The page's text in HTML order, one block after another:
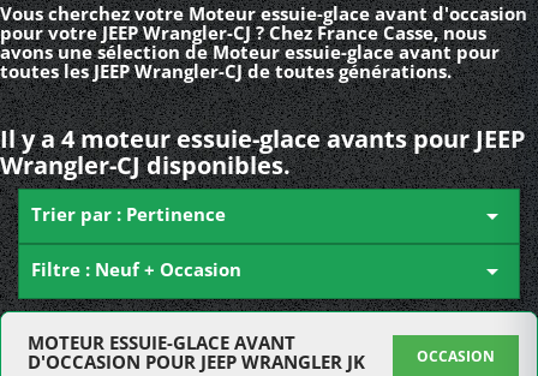
Vous cherchez votre Moteur essuie-glace avant d'occasion
pour votre JEEP Wrangler-CJ ? Chez France Casse, nous
avons une sélection de Moteur essuie-glace avant pour
toutes les JEEP Wrangler-CJ de toutes générations.
Il y a 4 moteur essuie-glace avants pour JEEP
Wrangler-CJ disponibles.
Trier par : Pertinence 
Filtre : Neuf + Occasion 
MOTEUR ESSUIE-GLACE AVANT
D'OCCASION POUR JEEP WRANGLER JK
OCCASION